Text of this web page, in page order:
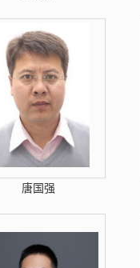
唐国强